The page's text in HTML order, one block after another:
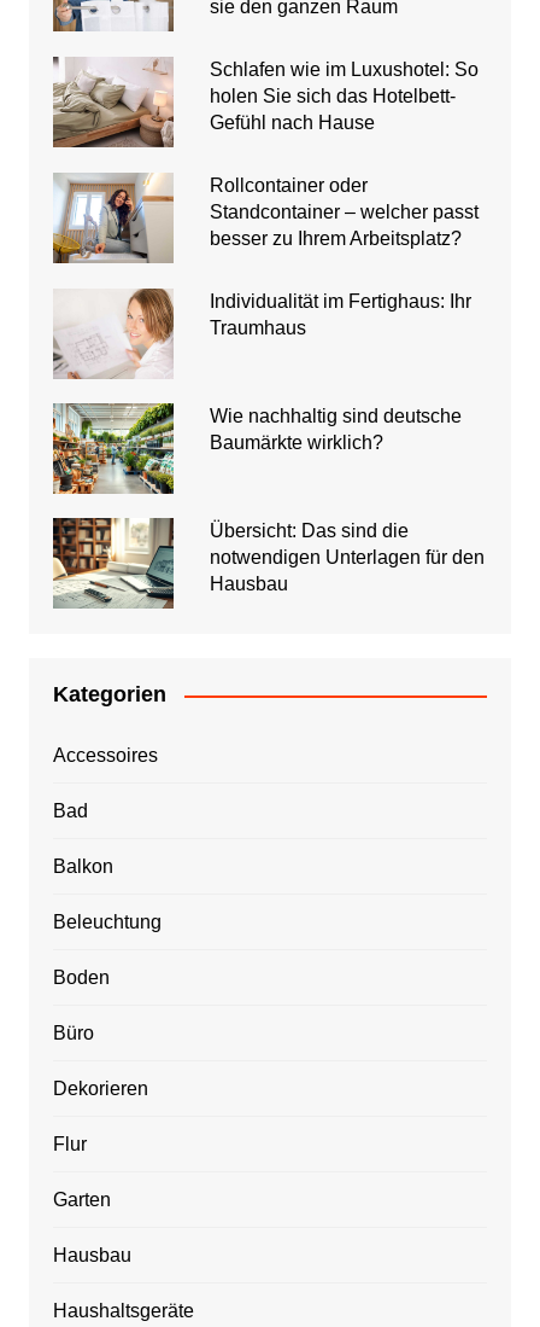
sie den ganzen Raum
Schlafen wie im Luxushotel: So
holen Sie sich das Hotelbett-
Gefühl nach Hause
Rollcontainer oder
Standcontainer – welcher passt
besser zu Ihrem Arbeitsplatz?
Individualität im Fertighaus: Ihr
Traumhaus
Wie nachhaltig sind deutsche
Baumärkte wirklich?
Übersicht: Das sind die
notwendigen Unterlagen für den
Hausbau
Kategorien
Accessoires
Bad
Balkon
Beleuchtung
Boden
Büro
Dekorieren
Flur
Garten
Hausbau
Haushaltsgeräte